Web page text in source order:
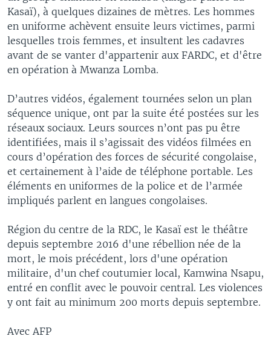
Kasaï), à quelques dizaines de mètres. Les hommes
en uniforme achèvent ensuite leurs victimes, parmi
lesquelles trois femmes, et insultent les cadavres
avant de se vanter d'appartenir aux FARDC, et d'être
en opération à Mwanza Lomba.
D’autres vidéos, également tournées selon un plan
séquence unique, ont par la suite été postées sur les
réseaux sociaux. Leurs sources n’ont pas pu être
identifiées, mais il s’agissait des vidéos filmées en
cours d’opération des forces de sécurité congolaise,
et certainement à l’aide de téléphone portable. Les
éléments en uniformes de la police et de l’armée
impliqués parlent en langues congolaises.
Région du centre de la RDC, le Kasaï est le théâtre
depuis septembre 2016 d'une rébellion née de la
mort, le mois précédent, lors d'une opération
militaire, d'un chef coutumier local, Kamwina Nsapu,
entré en conflit avec le pouvoir central. Les violences
y ont fait au minimum 200 morts depuis septembre.
Avec AFP